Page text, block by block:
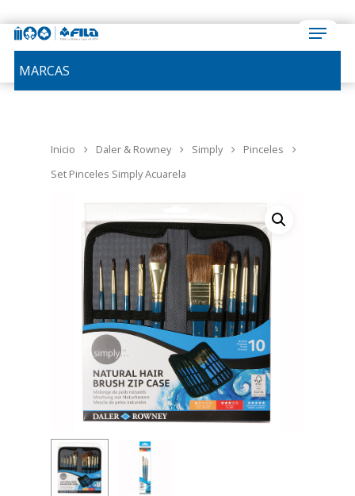
MARCAS
Inicio Daler & Rowney Simply
Pinceles
Set Pinceles Simply Acuarela